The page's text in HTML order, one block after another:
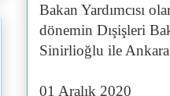
Bakan Yardımcısı
dönemin Dışişleri
Sinirlioğlu ile
01 Aralık 2020